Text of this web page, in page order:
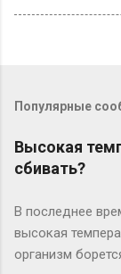
Популярные
Высокая
сбивать?
В последнее
высокая
организм